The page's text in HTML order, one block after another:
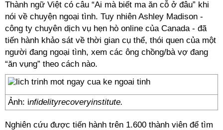
Thành ngữ Việt có câu “Ai mà biết ma ăn cỗ ở đâu” khi
nói về chuyện ngoại tình. Tuy nhiên Ashley Madison -
công ty chuyên dịch vụ hẹn hò online của Canada - đã
tiến hành khảo sát về thời gian cụ thể, thói quen của một
người đang ngoại tình, xem các ông chồng/bà vợ đang
“ăn vụng” theo cách nào.
Ảnh: infidelityrecoveryinstitute.
Nghiên cứu được tiến hành trên 1.600 thành viên để tìm